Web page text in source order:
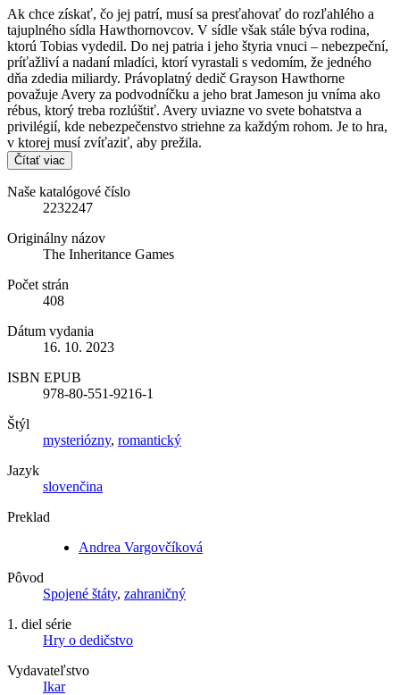
Ak chce získať, čo jej patrí, musí sa presťahovať do rozľahlého a
tajuplného sídla Hawthornovcov. V sídle však stále býva rodina,
ktorú Tobias vydedil. Do nej patria i jeho štyria vnuci – nebezpeční,
príťažliví a nadaní mladíci, ktorí vyrastali s vedomím, že jedného
dňa zdedia miliardy. Právoplatný dedič Grayson Hawthorne
považuje Avery za podvodníčku a jeho brat Jameson ju vníma ako
rébus, ktorý treba rozlúštiť. Avery uviazne vo svete bohatstva a
privilégií, kde nebezpečenstvo striehne za každým rohom. Je to hra,
v ktorej musí zvíťaziť, aby prežila.
Čítať viac
Naše katalógové číslo
2232247
Originálny názov
The Inheritance Games
Počet strán
408
Dátum vydania
16. 10. 2023
ISBN EPUB
978-80-551-9216-1
Štýl
mysteriózny, romantický
Jazyk
slovenčina
Preklad
Andrea Vargovčíková
Pôvod
Spojené štáty, zahraničný
1. diel série
Hry o dedičstvo
Vydavateľstvo
Ikar